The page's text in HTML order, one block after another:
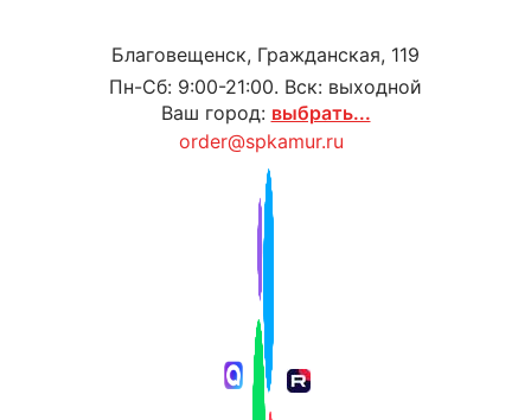
Благовещенск, Гражданская, 119
Пн-Сб: 9:00-21:00. Вск: выходной
Ваш город: выбрать...
order@spkamur.ru